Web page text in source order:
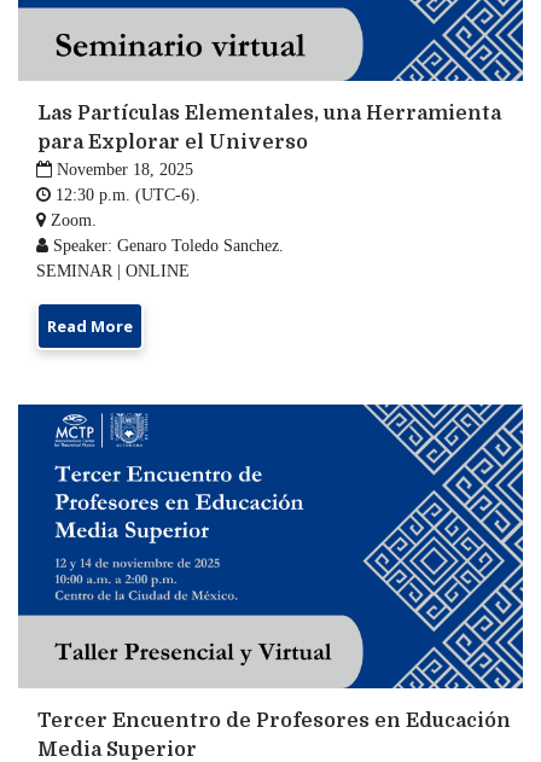
Las Partículas Elementales, una Herramienta
para Explorar el Universo
 November 18, 2025
 12:30 p.m. (UTC-6).
 Zoom.
 Speaker: Genaro Toledo Sanchez.
SEMINAR | ONLINE
Read More
Tercer Encuentro de Profesores en Educación
Media Superior